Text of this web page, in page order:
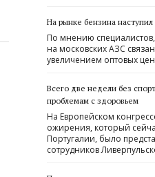
На рынке бензина
По мнению
на московских АЗС
увеличением оптовых
Всего две недели без
проблемам с здоровьем
На Европейском
ожирения, который
Португалии, было
сотрудников